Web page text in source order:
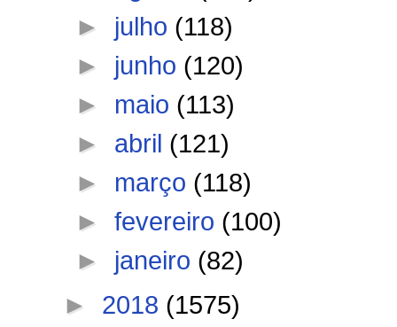
► julho (118)
► junho (120)
► maio (113)
► abril (121)
► março (118)
►fevereiro (100)
► janeiro (82)
► 2018 (1575)